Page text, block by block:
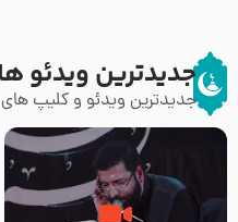
جدیدترین ویدئو
جدیدترین ویدئو و کلیپ